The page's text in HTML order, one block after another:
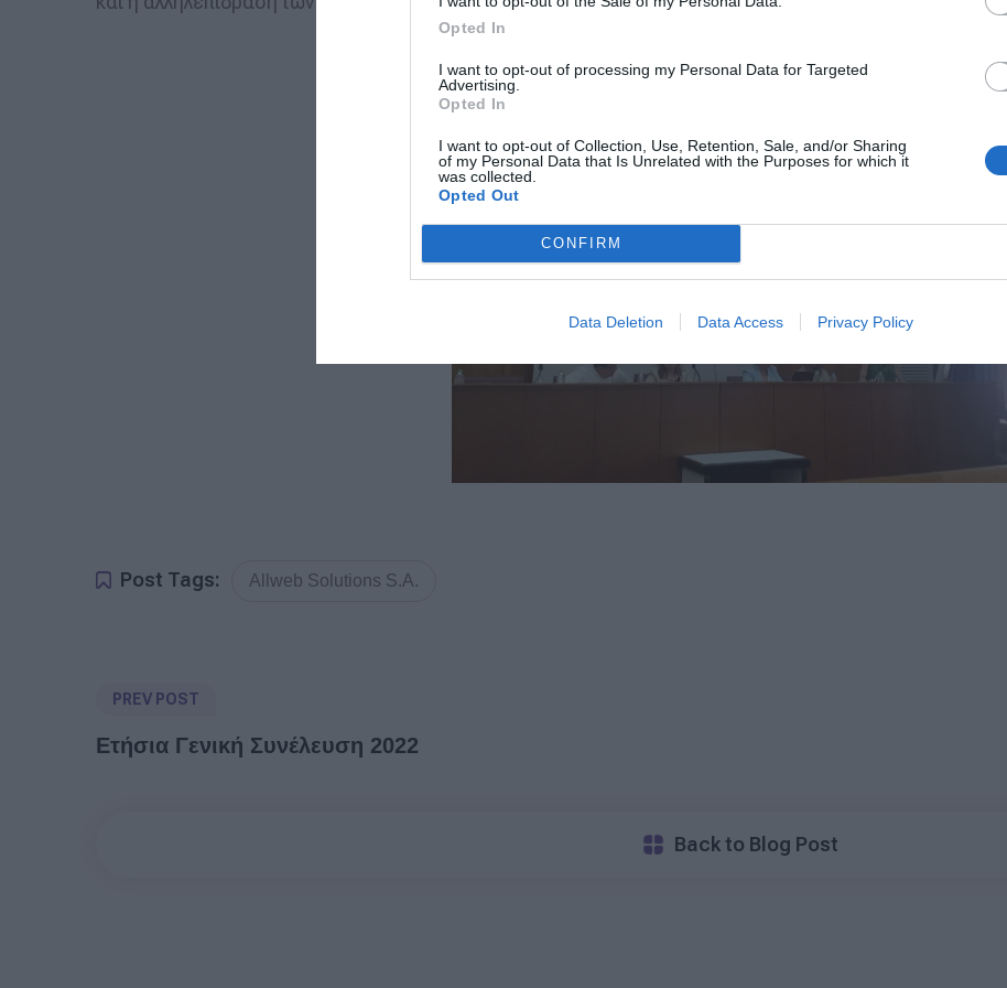
Opted In
I want to opt-out of processing my Personal Data for Targeted
Advertising.
Opted In
I want to opt-out of Collection, Use, Retention, Sale, and/or Sharing
of my Personal Data that Is Unrelated with the Purposes for which it
was collected.
Opted Out
CONFIRM
Data Deletion Data Access Privacy Policy
Post Tags: Allweb Solutions S.A.
PREV POST
Ετήσια Γενική Συνέλευση 2022
Back to Blog Post